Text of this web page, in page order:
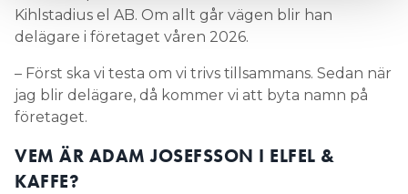
Kihlstadius el AB. Om allt går vägen blir han
delägare i företaget våren 2026.
– Först ska vi testa om vi trivs tillsammans. Sedan när
jag blir delägare, då kommer vi att byta namn på
företaget.
VEM ÄR ADAM JOSEFSSON I ELFEL &
KAFFE?